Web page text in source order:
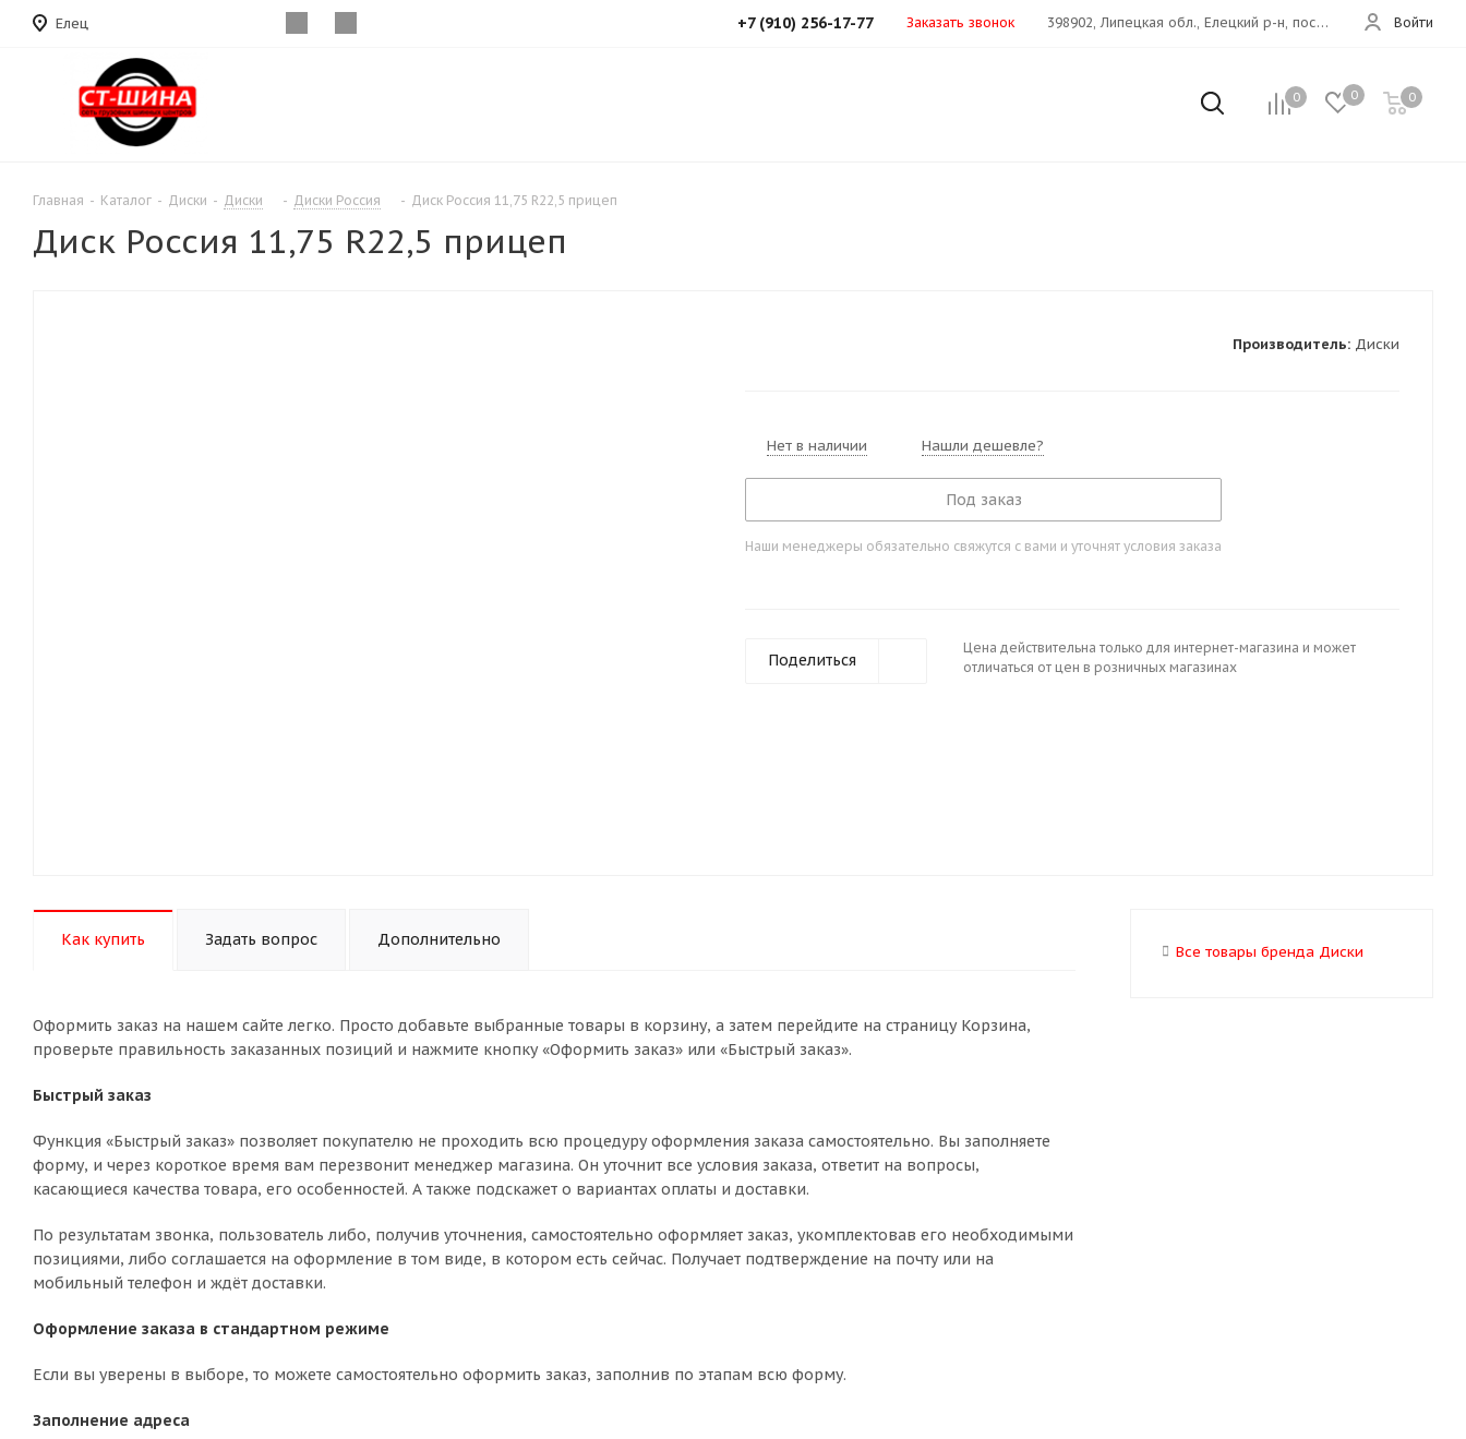
Елец Войти
398902, Липецкая обл., Елецкий р-н, пос.Хмелинец(Дон 373 км)
+7 (910) 256-17-77 Заказать звонок
0 0 0
Главная - Каталог - Диски - Диски - Диски Россия - Диск Россия 11,75 R22,5 прицеп
Диск Россия 11,75 R22,5 прицеп
Производитель: Диски
Нет в наличии Нашли дешевле?
Под заказ
Наши менеджеры обязательно свяжутся с вами и уточнят условия заказа
Поделиться
Цена действительна только для интернет-магазина и может
отличаться от цен в розничных магазинах
Как купить Задать вопрос Дополнительно
Оформить заказ на нашем сайте легко. Просто добавьте выбранные товары в корзину, а затем перейдите на страницу Корзина,
проверьте правильность заказанных позиций и нажмите кнопку «Оформить заказ» или «Быстрый заказ».
Быстрый заказ
Функция «Быстрый заказ» позволяет покупателю не проходить всю процедуру оформления заказа самостоятельно. Вы заполняете
форму, и через короткое время вам перезвонит менеджер магазина. Он уточнит все условия заказа, ответит на вопросы,
касающиеся качества товара, его особенностей. А также подскажет о вариантах оплаты и доставки.
По результатам звонка, пользователь либо, получив уточнения, самостоятельно оформляет заказ, укомплектовав его необходимыми
позициями, либо соглашается на оформление в том виде, в котором есть сейчас. Получает подтверждение на почту или на
мобильный телефон и ждёт доставки.
Оформление заказа в стандартном режиме
Если вы уверены в выборе, то можете самостоятельно оформить заказ, заполнив по этапам всю форму.
Заполнение адреса
Все товары бренда Диски